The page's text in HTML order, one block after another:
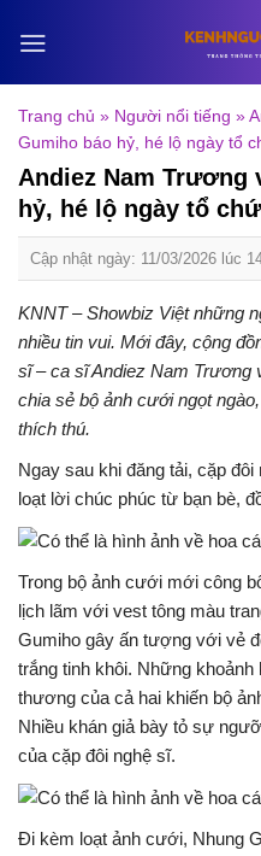
Trang chủ » Người nổi tiếng »
Gumiho báo hỷ, hé lộ ngày tổ
Andiez Nam Trương
hỷ, hé lộ ngày tổ
Cập nhật ngày: 11/03/2026 lúc
KNNT – Showbiz Việt những
nhiều tin vui. Mới đây, cộng
sĩ – ca sĩAndiez Nam Trương
chia sẻ bộ ảnh cưới ngọt
thích thú.
Ngay sau khi đăng tải, cặp
loạt lời chúc phúc từ bạn bè,
Trong bộ ảnh cưới mới công
lịch lãm với vest tông màu
Gumiho gây ấn tượng với vẻ
trắng tinh khôi. Những
thương của cả hai khiến bộ
Nhiều khán giả bày tỏ sự
của cặp đôi nghệ sĩ.
Đi kèm loạt ảnh cưới, Nhung